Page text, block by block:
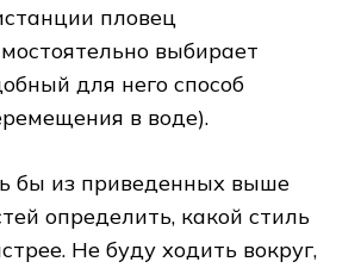
пловец
выбирает
для него способ
в воде).
бы из приведенных выше
определить, какой стиль
Не буду ходить вокруг,